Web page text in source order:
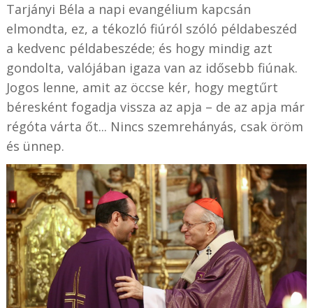
Tarjányi Béla a napi evangélium kapcsán
elmondta, ez, a tékozló fiúról szóló példabeszéd
a kedvenc példabeszéde; és hogy mindig azt
gondolta, valójában igaza van az idősebb fiúnak.
Jogos lenne, amit az öccse kér, hogy megtűrt
béresként fogadja vissza az apja – de az apja már
régóta várta őt... Nincs szemrehányás, csak öröm
és ünnep.